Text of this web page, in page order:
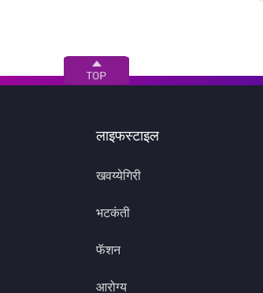
लाइफस्टाइल
खवय्येगिरी
भटकंती
फॅशन
आरोग्य